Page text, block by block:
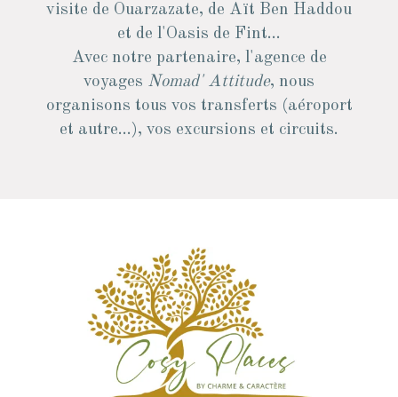
visite de Ouarzazate, de Aït Ben Haddou
et de l'Oasis de Fint...
Avec notre partenaire, l'agence de
voyages Nomad' Attitude, nous
organisons tous vos transferts (aéroport
et autre...), vos excursions et circuits.